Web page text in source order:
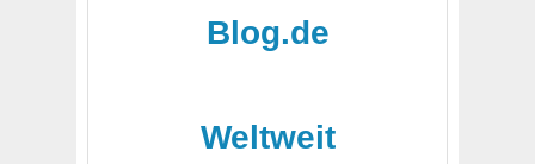
Blog.de
Weltweit